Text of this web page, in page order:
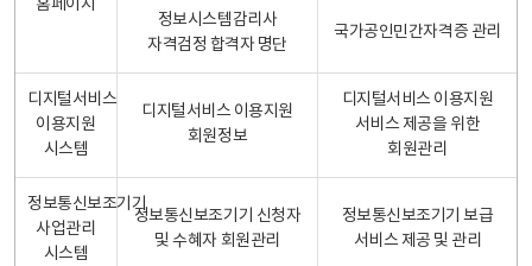
홈페이지
정보시스템감리사
자격검정 합격자 명단
국가공인민간자격증 관리
디지털서비스
이용지원
시스템
디지털서비스 이용지원
회원정보
디지털서비스 이용지원
서비스 제공을 위한
회원관리
정보통신보조기기
사업관리
시스템
정보통신보조기기 신청자
및 수혜자 회원관리
정보통신보조기기 보급
서비스 제공 및 관리